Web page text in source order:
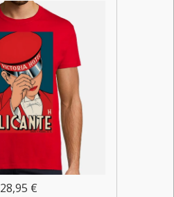
28,95 €